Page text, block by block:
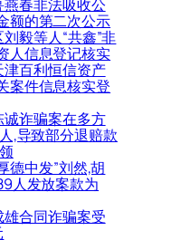
春非法吸收公
额的第二次公示
毅等人“共鑫”非
人信息登记核实
百利恒信资产
案件信息核实登
诈骗案在多方
,导致部分退赔款
德中发”刘然,胡
人发放案款为
合同诈骗案受